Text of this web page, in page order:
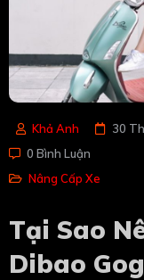
Khả Anh
30
0 Bình Luận
Nâng Cấp Xe
Tại Sao
Dibao